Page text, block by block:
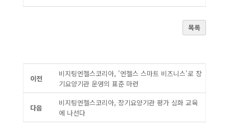
목록
이전
비지팅엔젤스코리아, '엔젤스 스마트 비즈니스'로 장
기요양기관 운영의 표준 마련
다음
비지팅엔젤스코리아, 장기요양기관 평가 심화 교육
에 나선다